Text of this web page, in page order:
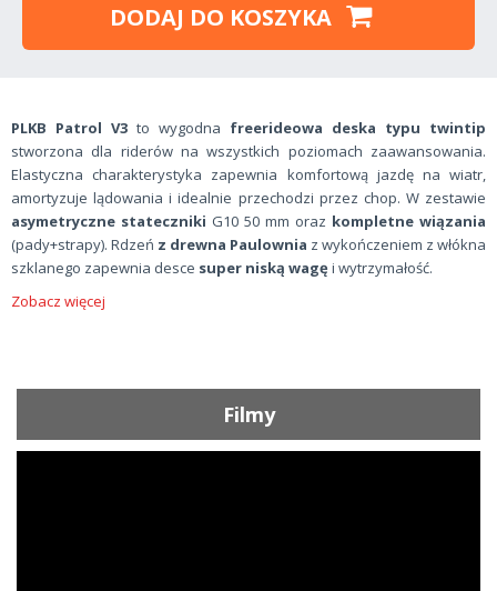
DODAJ DO KOSZYKA
PLKB Patrol V3 to wygodna freerideowa deska typu twintip
stworzona dla riderów na wszystkich poziomach zaawansowania.
Elastyczna charakterystyka zapewnia komfortową jazdę na wiatr,
amortyzuje lądowania i idealnie przechodzi przez chop. W zestawie
asymetryczne stateczniki G10 50 mm oraz kompletne wiązania
(pady+strapy). Rdzeń z drewna Paulownia z wykończeniem z włókna
szklanego zapewnia desce super niską wagę i wytrzymałość.
Zobacz więcej
Filmy